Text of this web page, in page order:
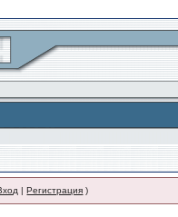
|Регистрация )